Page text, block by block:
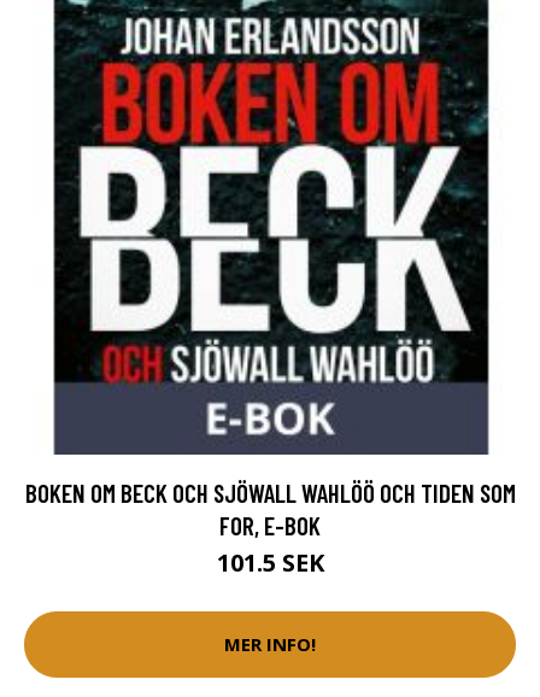
BOKEN OM BECK OCH SJÖWALL WAHLÖÖ OCH TIDEN SOM
FOR, E-BOK
101.5 SEK
MER INFO!